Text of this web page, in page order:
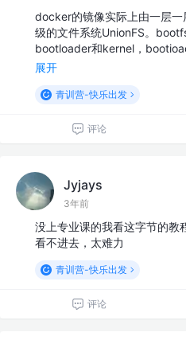
docker的镜像实际上由一层
级的文件系统UnionFS。
bootloader和kernel，
展开
青训营-快乐出发
评论
Jyjays
3年前
没上专业课的我看这字节的教
看不进去，太难力
青训营-快乐出发
评论